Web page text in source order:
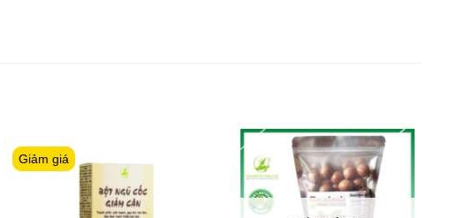
Giảm giá